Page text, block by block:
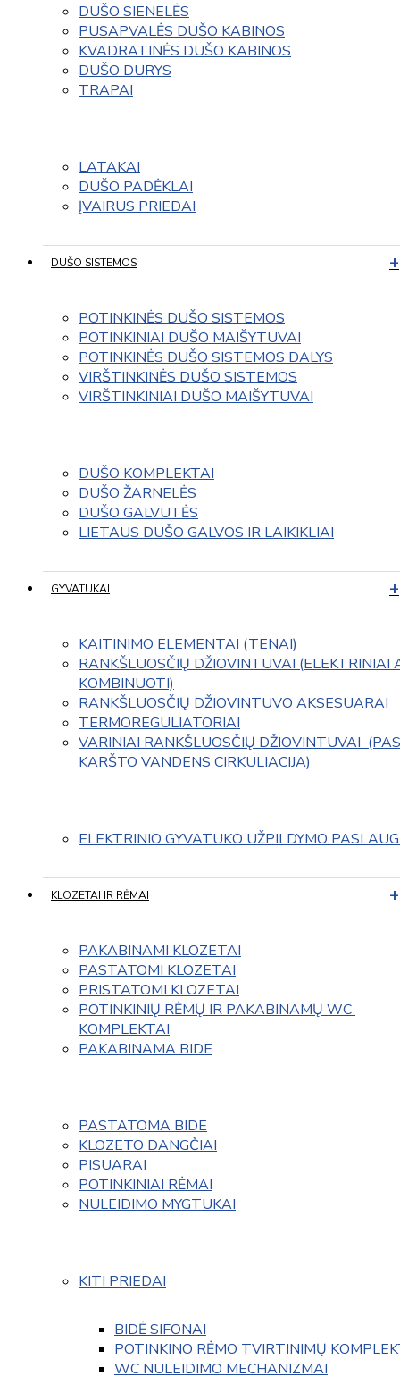
DUŠO SIENELĖS
PUSAPVALĖS DUŠO KABINOS
KVADRATINĖS DUŠO KABINOS
DUŠO DURYS
TRAPAI
LATAKAI
DUŠO PADĖKLAI
ĮVAIRUS PRIEDAI
DUŠO SISTEMOS
POTINKINĖS DUŠO SISTEMOS
POTINKINIAI DUŠO MAIŠYTUVAI
POTINKINĖS DUŠO SISTEMOS DALYS
VIRŠTINKINĖS DUŠO SISTEMOS
VIRŠTINKINIAI DUŠO MAIŠYTUVAI
DUŠO KOMPLEKTAI
DUŠO ŽARNELĖS
DUŠO GALVUTĖS
LIETAUS DUŠO GALVOS IR LAIKIKLIAI
GYVATUKAI
KAITINIMO ELEMENTAI (TENAI)
RANKŠLUOSČIŲ DŽIOVINTUVAI (ELEKTRINIAI
KOMBINUOTI)
RANKŠLUOSČIŲ DŽIOVINTUVO AKSESUARAI
TERMOREGULIATORIAI
VARINIAI RANKŠLUOSČIŲ DŽIOVINTUVAI
KARŠTO VANDENS CIRKULIACIJA)
ELEKTRINIO GYVATUKO UŽPILDYMO
KLOZETAI IR RĖMAI
PAKABINAMI KLOZETAI
PASTATOMI KLOZETAI
PRISTATOMI KLOZETAI
POTINKINIŲ RĖMŲ IR PAKABINAMŲ WC
KOMPLEKTAI
PAKABINAMA BIDE
PASTATOMA BIDE
KLOZETO DANGČIAI
PISUARAI
POTINKINIAI RĖMAI
NULEIDIMO MYGTUKAI
KITI PRIEDAI
BIDĖ SIFONAI
POTINKINO RĖMO TVIRTINIMŲ
WC NULEIDIMO MECHANIZMAI